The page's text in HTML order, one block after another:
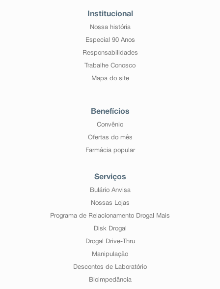
Institucional
Nossa história
Especial 90 Anos
Responsabilidades
Trabalhe Conosco
Mapa do site
Benefícios
Convênio
Ofertas do mês
Farmácia popular
Serviços
Bulário Anvisa
Nossas Lojas
Programa de Relacionamento Drogal Mais
Disk Drogal
Drogal Drive-Thru
Manipulação
Descontos de Laboratório
Bioimpedância